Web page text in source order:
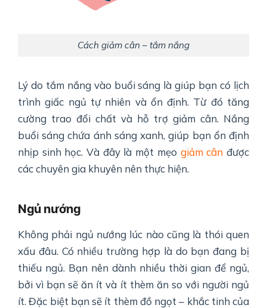
Cách giảm cân – tắm nắng
Lý do tắm nắng vào buổi sáng là giúp bạn có lịch
trình giấc ngủ tự nhiên và ổn định. Từ đó tăng
cường trao đổi chất và hỗ trợ giảm cân. Nắng
buổi sáng chứa ánh sáng xanh, giúp bạn ổn định
nhịp sinh học. Và đây là một mẹo giảm cân được
các chuyên gia khuyên nên thực hiện.
Ngủ nướng
Không phải ngủ nướng lúc nào cũng là thói quen
xấu đâu. Có nhiều trường hợp là do bạn đang bị
thiếu ngủ. Bạn nên dành nhiều thời gian để ngủ,
bởi vì bạn sẽ ăn ít và ít thèm ăn so với người ngủ
ít. Đặc biệt bạn sẽ ít thèm đồ ngọt – khắc tinh của